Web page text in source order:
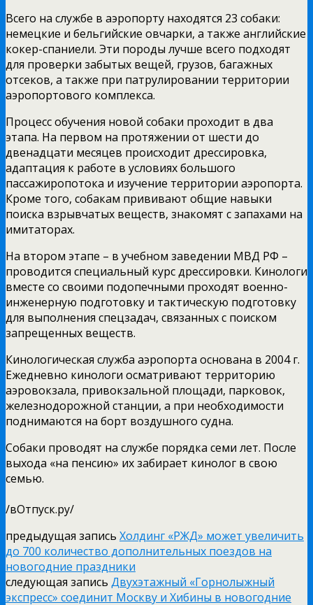
Всего на службе в аэропорту находятся 23 собаки:
немецкие и бельгийские овчарки, а также английские
кокер-спаниели. Эти породы лучше всего подходят
для проверки забытых вещей, грузов, багажных
отсеков, а также при патрулировании территории
аэропортового комплекса.
Процесс обучения новой собаки проходит в два
этапа. На первом на протяжении от шести до
двенадцати месяцев происходит дрессировка,
адаптация к работе в условиях большого
пассажиропотока и изучение территории аэропорта.
Кроме того, собакам прививают общие навыки
поиска взрывчатых веществ, знакомят с запахами на
имитаторах.
На втором этапе – в учебном заведении МВД РФ –
проводится специальный курс дрессировки. Кинологи
вместе со своими подопечными проходят военно-
инженерную подготовку и тактическую подготовку
для выполнения спецзадач, связанных с поиском
запрещенных веществ.
Кинологическая служба аэропорта основана в 2004 г.
Ежедневно кинологи осматривают территорию
аэровокзала, привокзальной площади, парковок,
железнодорожной станции, а при необходимости
поднимаются на борт воздушного судна.
Собаки проводят на службе порядка семи лет. После
выхода «на пенсию» их забирает кинолог в свою
семью.
/вОтпуск.ру/
предыдущая запись Холдинг «РЖД» может увеличить
до 700 количество дополнительных поездов на
новогодние праздники
следующая запись Двухэтажный «Горнолыжный
экспресс» соединит Москву и Хибины в новогодние